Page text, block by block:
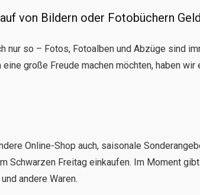
von Bildern oder Fotobüchern
nur so – Fotos, Fotoalben und Abzüge sind
große Freude machen möchten, haben wir
Online-Shop auch, saisonale
Schwarzen Freitag einkaufen. Im Moment
andere Waren.